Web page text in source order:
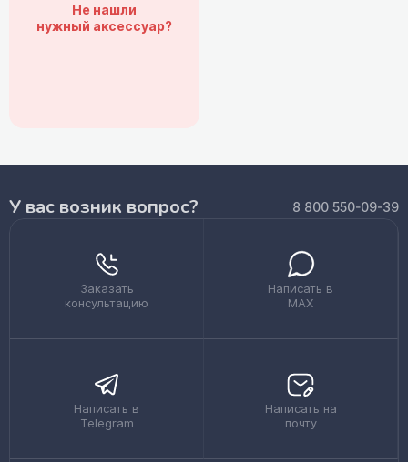
Не нашли
нужный аксессуар?
У вас возник вопрос? 8 800 550-09-39
Заказать
консультацию
Написать в
MAX
Написать в
Telegram
Написать на
почту